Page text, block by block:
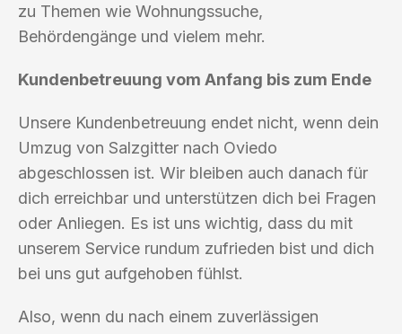
zu Themen wie Wohnungssuche,
Behördengänge und vielem mehr.
Kundenbetreuung vom Anfang bis zum Ende
Unsere Kundenbetreuung endet nicht, wenn dein
Umzug von Salzgitter nach Oviedo
abgeschlossen ist. Wir bleiben auch danach für
dich erreichbar und unterstützen dich bei Fragen
oder Anliegen. Es ist uns wichtig, dass du mit
unserem Service rundum zufrieden bist und dich
bei uns gut aufgehoben fühlst.
Also, wenn du nach einem zuverlässigen